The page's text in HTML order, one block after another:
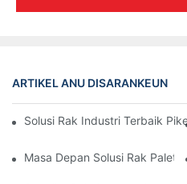
ARTIKEL ANU DISARANKEUN
Solusi Rak Industri Terbaik
Masa Depan Solusi Rak Palet: